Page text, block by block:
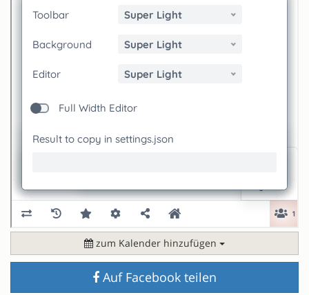
zum Kalender hinzufügen
Auf Facebook teilen